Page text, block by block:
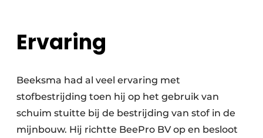
Ervaring
Beeksma had al veel ervaring met
stofbestrijding toen hij op het gebruik van
schuim stuitte bij de bestrijding van stof in de
mijnbouw. Hij richtte BeePro BV op en besloot